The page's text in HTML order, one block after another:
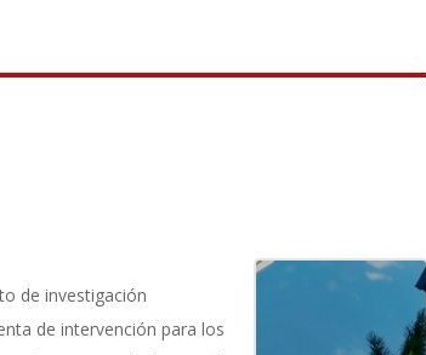
de investigación
de intervención para los